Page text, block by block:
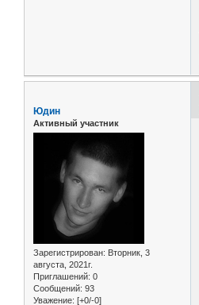
Юдин
Активный участник
Зарегистрирован: Вторник, 3
августа, 2021г.
Приглашений: 0
Сообщений: 93
Уважение: [+0/-0]